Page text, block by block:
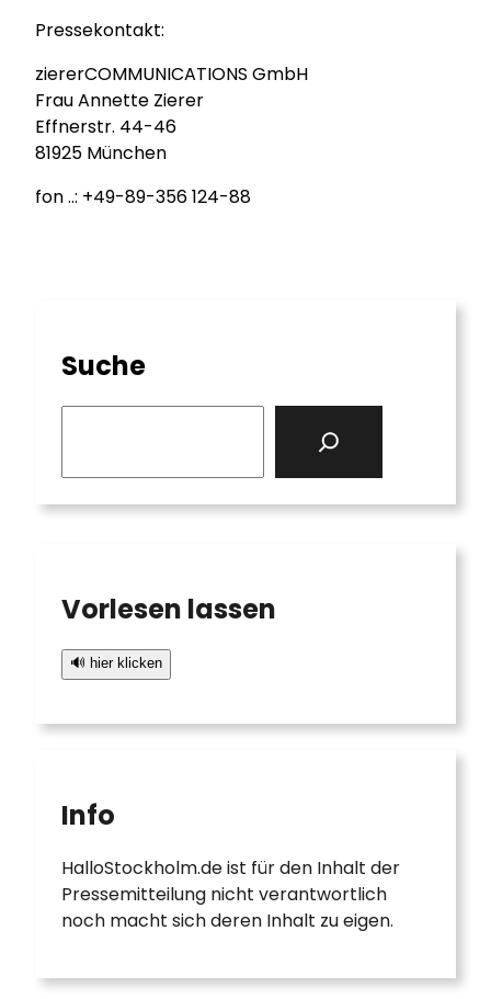
Pressekontakt:
ziererCOMMUNICATIONS GmbH
Frau Annette Zierer
Effnerstr. 44-46
81925 München
fon ..: +49-89-356 124-88
Suche
Vorlesen lassen
🔊 hier klicken
Info
HalloStockholm.de ist für den Inhalt der
Pressemitteilung nicht verantwortlich
noch macht sich deren Inhalt zu eigen.